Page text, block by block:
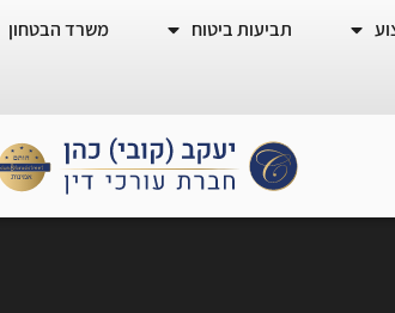
תביעות ביטוח משרד הבטחון